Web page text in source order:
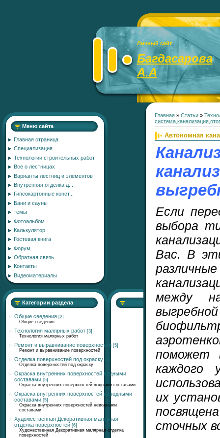
Личный сайт
Багдасарова
А.А
Меню сайта
Главная страница
Специализация
Технологии строительных работ
Все о лестницах
Варианты лестниц и элементов
Внутренняя отделка д...
Гипсокартонные конст...
Бани и сауны
темы
Фотоальбом
Калькулятор
Гостевая книга
Форум
Обратная связь
Контакты
Видеоматериалы
Категории раздела
Общие сведения [2]
Общие сведения
Технология малярных работ [3]
Технология малярных работ
Ремонт и выравнивание поверхностей [5]
Ремонт и выравнивание поверхностей
Отделка поверхностей под окраску
Отделка поверхностей под окраску
Окраска внутренних поверхностей водными
составами [5]
Окраска внутренних поверхностей водными составами
Окраска внутренних поверхностей неводными
составами [5]
Окраска внутренних поверхностей неводными
составами
Художественная Декоративная малярная
отделка поверхностей [6]
Художественная Декоративная малярная отделка
поверхностей
Главная » Статьи »
Автономная
Если
выбора
Вас. В
между
поможет
каждого
их
сточных